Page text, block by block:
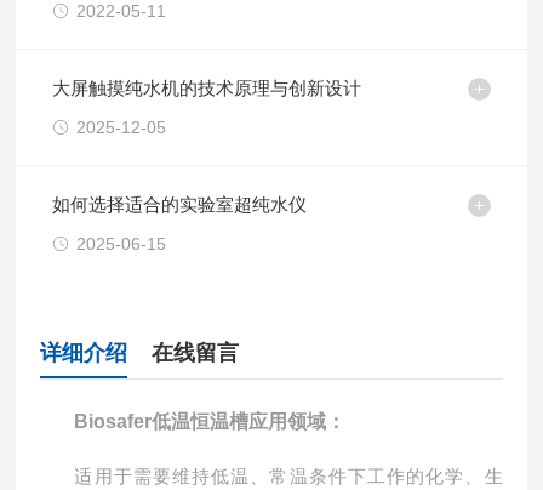
2022-05-11
大屏触摸纯水机的技术原理与创新设计
2025-12-05
如何选择适合的实验室超纯水仪
2025-06-15
详细介绍 在线留言
Biosafer低温恒温槽应用领域：
适用于需要维持低温、常温条件下工作的化学、生